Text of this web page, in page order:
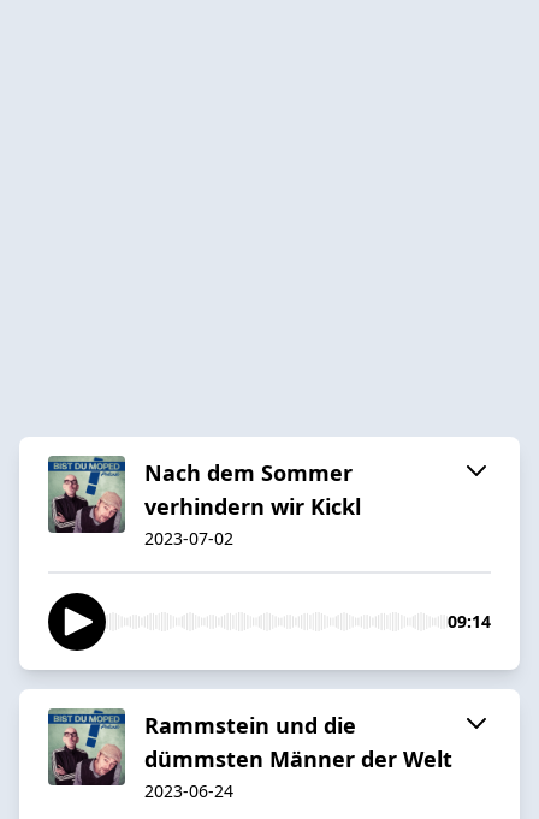
Nach dem Sommer
verhindern wir Kickl
2023-07-02
09:14
Rammstein und die
dümmsten Männer der Welt
2023-06-24